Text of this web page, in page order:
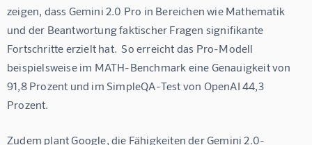
zeigen, dass Gemini 2.0 Pro in Bereichen wie Mathematik
und der Beantwortung faktischer Fragen signifikante
Fortschritte erzielt hat.  So erreicht das Pro-Modell
beispielsweise im MATH-Benchmark eine Genauigkeit von
91,8 Prozent und im SimpleQA-Test von OpenAI 44,3
Prozent.
Zudem plant Google, die Fähigkeiten der Gemini 2.0-